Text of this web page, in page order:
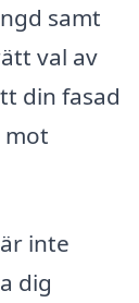
samt
val av
din fasad
mot
inte
dig